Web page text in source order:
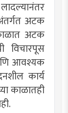
अटक
अटक
विचारपूस
आवश्यक
कार्य
काळातही